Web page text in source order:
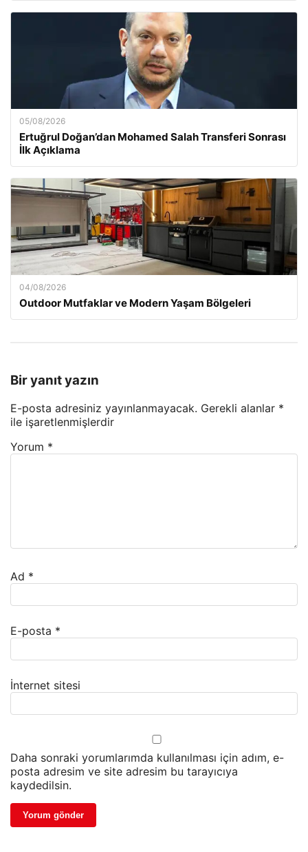
05/08/2026
Ertuğrul Doğan’dan Mohamed Salah Transferi Sonrası
İlk Açıklama
04/08/2026
Outdoor Mutfaklar ve Modern Yaşam Bölgeleri
Bir yanıt yazın
E-posta adresiniz yayınlanmayacak. Gerekli alanlar *
ile işaretlenmişlerdir
Yorum *
Ad *
E-posta *
İnternet sitesi
Daha sonraki yorumlarımda kullanılması için adım, e-
posta adresim ve site adresim bu tarayıcıya
kaydedilsin.